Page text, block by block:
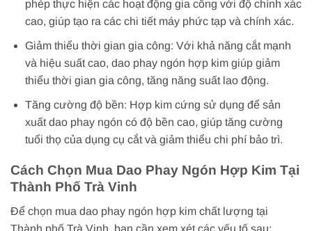
phép thực hiện các hoạt động gia công với độ chính xác
cao, giúp tạo ra các chi tiết máy phức tạp và chính xác.
Giảm thiểu thời gian gia công: Với khả năng cắt mạnh
và hiệu suất cao, dao phay ngón hợp kim giúp giảm
thiểu thời gian gia công, tăng năng suất lao động.
Tăng cường độ bền: Hợp kim cứng sử dụng để sản
xuất dao phay ngón có độ bền cao, giúp tăng cường
tuổi thọ của dụng cụ cắt và giảm thiểu chi phí bảo trì.
Cách Chọn Mua Dao Phay Ngón Hợp Kim Tại
Thành Phố Trà Vinh
Để chọn mua dao phay ngón hợp kim chất lượng tại
Thành phố Trà Vinh, bạn cần xem xét các yếu tố sau: